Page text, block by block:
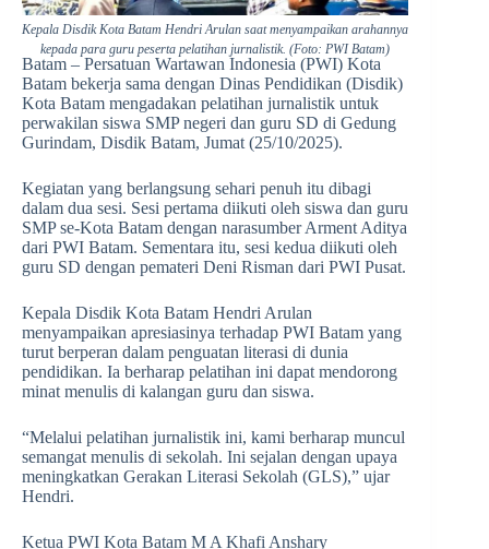
Kepala Disdik Kota Batam Hendri Arulan saat menyampaikan arahannya
kepada para guru peserta pelatihan jurnalistik. (Foto: PWI Batam)
Batam – Persatuan Wartawan Indonesia (PWI) Kota
Batam bekerja sama dengan Dinas Pendidikan (Disdik)
Kota Batam mengadakan pelatihan jurnalistik untuk
perwakilan siswa SMP negeri dan guru SD di Gedung
Gurindam, Disdik Batam, Jumat (25/10/2025).
Kegiatan yang berlangsung sehari penuh itu dibagi
dalam dua sesi. Sesi pertama diikuti oleh siswa dan guru
SMP se-Kota Batam dengan narasumber Arment Aditya
dari PWI Batam. Sementara itu, sesi kedua diikuti oleh
guru SD dengan pemateri Deni Risman dari PWI Pusat.
Kepala Disdik Kota Batam Hendri Arulan
menyampaikan apresiasinya terhadap PWI Batam yang
turut berperan dalam penguatan literasi di dunia
pendidikan. Ia berharap pelatihan ini dapat mendorong
minat menulis di kalangan guru dan siswa.
“Melalui pelatihan jurnalistik ini, kami berharap muncul
semangat menulis di sekolah. Ini sejalan dengan upaya
meningkatkan Gerakan Literasi Sekolah (GLS),” ujar
Hendri.
Ketua PWI Kota Batam M A Khafi Anshary